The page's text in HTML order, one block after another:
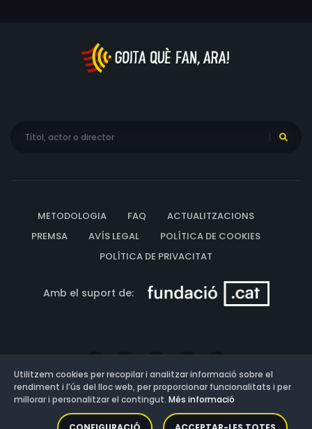
METODOLOGIA FAQ
ACTUALITZACIONS
PREMSA
AVÍS LEGAL
POLÍTICA DE COOKIES
POLÍTICA DE PRIVACITAT
Amb el suport de:
Versió: 3.13.0.202607011342
Utilitzem cookies per recopilar i analitzar informació sobre el
rendiment i l’ús del lloc web, per proporcionar funcionalitats i per
millorar i personalitzar el contingut. Més informació